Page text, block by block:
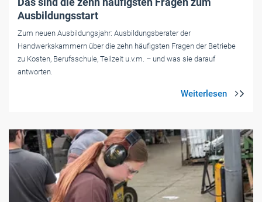
Ausbildungsstart
Zum neuen Ausbildungsjahr: Ausbildungsberater der
Handwerkskammern über die zehn häufigsten Fragen der Betriebe
zu Kosten, Berufsschule, Teilzeit u.v.m. – und was sie darauf
antworten.